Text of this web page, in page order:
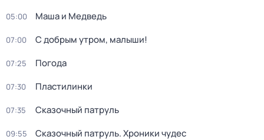
05:00 Маша и Медведь
07:00 С добрым утром, малыши!
07:25 Погода
07:30 Пластилинки
07:35 Сказочный патруль
09:55 Сказочный патруль. Хроники чудес